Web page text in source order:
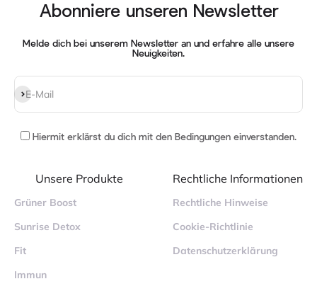
Abonniere unseren Newsletter
Melde dich bei unserem Newsletter an und erfahre alle unsere
Neuigkeiten.
E-Mail
Abonnieren
Hiermit erklärst du dich mit den Bedingungen einverstanden.
Unsere Produkte
Grüner Boost
Sunrise Detox
Fit
Immun
Rechtliche Informationen
Rechtliche Hinweise
Cookie-Richtlinie
Datenschutzerklärung